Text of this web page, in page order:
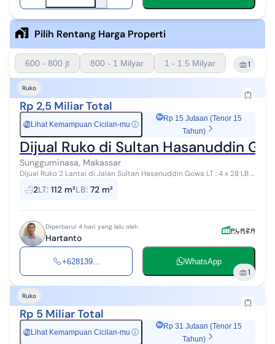
Pilih Rentang Harga Properti
600 - 800 jt 800 - 1 Milyar 1 - 1.5 Milyar 1
Ruko
Rp 2,5 Miliar Total
Rp Lihat Kemampuan Cicilan-mu ⓘ
Rp 15 Jutaan (Tenor 15
Tahun)
Dijual Ruko di Sultan Hasanuddin
Sungguminasa, Makassar
Dijual Ruko 2 Lantai di Jalan Sultan Hasanuddin Gowa LT : 4 x 28 LB :
4 x 18 Rolling depan 6 mtr tanah kosong di belakang ada 4 mtr
2LT: 112 m²LB: 72 m²
Diperbarui 4 hari yang lalu oleh
Hartanto
+628139... WhatsApp
1
Ruko
Rp 5 Miliar Total
Rp Lihat Kemampuan Cicilan-mu ⓘ
Rp 31 Jutaan (Tenor 15
Tahun)